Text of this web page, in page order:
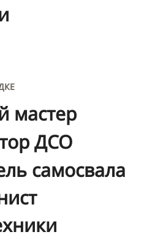
мастер
ДСО
самосвала